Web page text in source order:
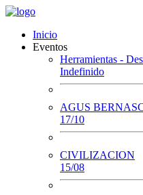
Inicio
Eventos
Herramientas -
Indefinido
AGUS
17/10
CIVILIZACION
15/08